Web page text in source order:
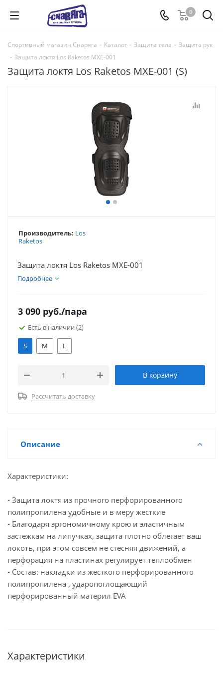
0
Спортивный магазин Снаряга - Каталог - Защита тела - Защита рук
- Защита локтя Los Raketos MXE-001
Защита локтя Los Raketos MXE-001 (S)
Производитель: Los
Raketos
Защита локтя Los Raketos MXE-001
Подробнее
3 090 руб./пара
Есть в наличии (2)
S M L
В корзину
Рассчитать доставку
Описание
Характеристики:
- Защита локтя из прочного перфорированного
полипропилена удобные и в меру жесткие
- Благодаря эргономичному крою и эластичным
застежкам на липучках, защита плотно облегает ваш
локоть, при этом совсем не стесняя движений, а
перфорация на пластинах регулирует теплообмен
- Состав: накладки из жесткого перфорированного
полипропилена , ударопоглощающий
перфорированный материл EVA
Характеристики